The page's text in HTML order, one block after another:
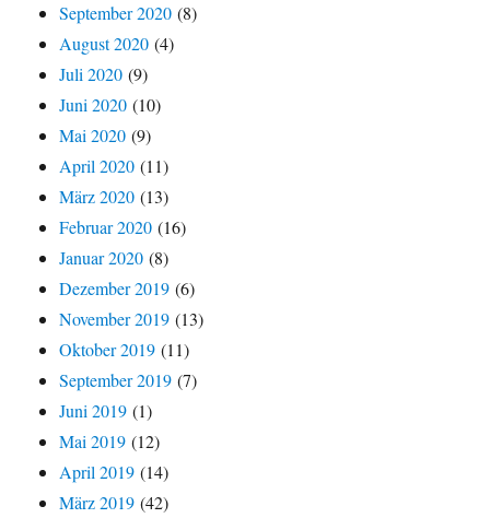
September 2020 (8)
August 2020 (4)
Juli 2020 (9)
Juni 2020 (10)
Mai 2020 (9)
April 2020 (11)
März 2020 (13)
Februar 2020 (16)
Januar 2020 (8)
Dezember 2019 (6)
November 2019 (13)
Oktober 2019 (11)
September 2019 (7)
Juni 2019 (1)
Mai 2019 (12)
April 2019 (14)
März 2019 (42)